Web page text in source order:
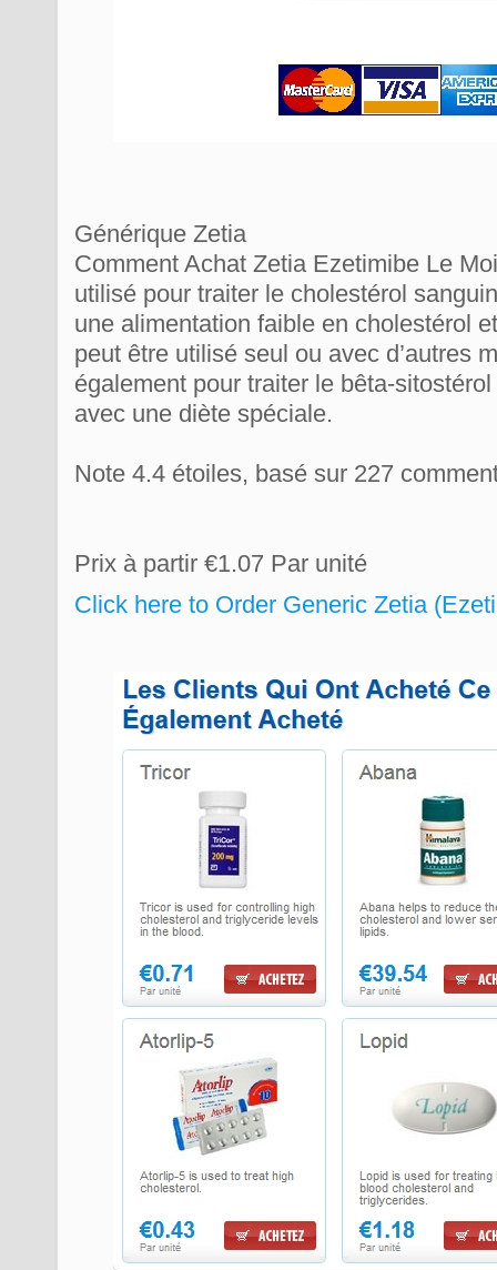
Générique Zetia
Comment Achat Zetia Ezetimibe Le
utilisé pour traiter le cholestérol
une alimentation faible en cholestérol
peut être utilisé seul ou avec d’autres
également pour traiter le bêta-
avec une diète spéciale.
Note 4.4 étoiles, basé sur 227
Prix à partir €1.07 Par unité
Click here to Order Generic Zetia